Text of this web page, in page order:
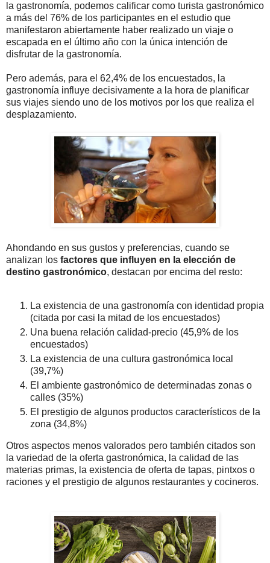
la gastronomía, podemos calificar como turista gastronómico
a más del 76% de los participantes en el estudio que
manifestaron abiertamente haber realizado un viaje o
escapada en el último año con la única intención de
disfrutar de la gastronomía.
Pero además, para el 62,4% de los encuestados, la
gastronomía influye decisivamente a la hora de planificar
sus viajes siendo uno de los motivos por los que realiza el
desplazamiento.
Ahondando en sus gustos y preferencias, cuando se
analizan los factores que influyen en la elección de
destino gastronómico, destacan por encima del resto:
La existencia de una gastronomía con identidad propia
(citada por casi la mitad de los encuestados)
Una buena relación calidad-precio (45,9% de los
encuestados)
La existencia de una cultura gastronómica local
(39,7%)
El ambiente gastronómico de determinadas zonas o
calles (35%)
El prestigio de algunos productos característicos de la
zona (34,8%)
Otros aspectos menos valorados pero también citados son
la variedad de la oferta gastronómica, la calidad de las
materias primas, la existencia de oferta de tapas, pintxos o
raciones y el prestigio de algunos restaurantes y cocineros.